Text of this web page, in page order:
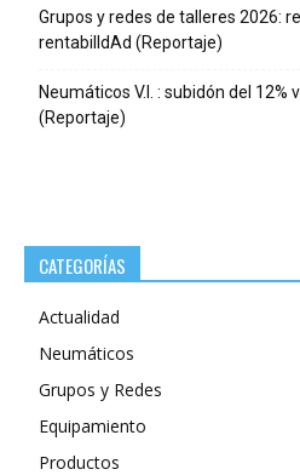
Grupos y redes de talleres 2026:
rentabilIdAd (Reportaje)
Neumáticos V.I. : subidón del 12%
(Reportaje)
CATEGORÍAS
Actualidad
Neumáticos
Grupos y Redes
Equipamiento
Productos